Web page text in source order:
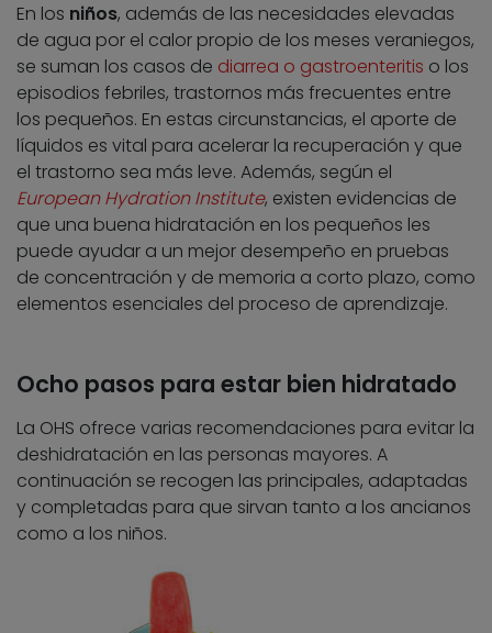
En los niños, además de las necesidades elevadas
de agua por el calor propio de los meses veraniegos,
se suman los casos de diarrea o gastroenteritis o los
episodios febriles, trastornos más frecuentes entre
los pequeños. En estas circunstancias, el aporte de
líquidos es vital para acelerar la recuperación y que
el trastorno sea más leve. Además, según el
European Hydration Institute, existen evidencias de
que una buena hidratación en los pequeños les
puede ayudar a un mejor desempeño en pruebas
de concentración y de memoria a corto plazo, como
elementos esenciales del proceso de aprendizaje.
Ocho pasos para estar bien hidratado
La OHS ofrece varias recomendaciones para evitar la
deshidratación en las personas mayores. A
continuación se recogen las principales, adaptadas
y completadas para que sirvan tanto a los ancianos
como a los niños.